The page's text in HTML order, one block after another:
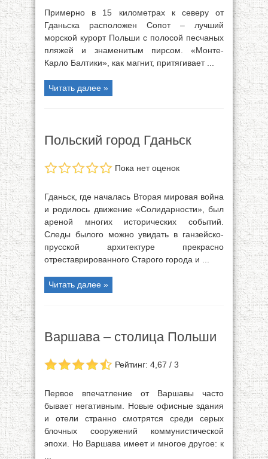
Примерно в 15 километрах к северу от
Гданьска расположен Сопот – лучший
морской курорт Польши с полосой песчаных
пляжей и знаменитым пирсом. «Монте-
Карло Балтики», как магнит, притягивает ...
Читать далее »
Польский город Гданьск
Пока нет оценок
Гданьск, где началась Вторая мировая война
и родилось движение «Солидарности», был
ареной многих исторических событий.
Следы былого можно увидать в ганзейско-
прусской архитектуре прекрасно
отреставрированного Старого города и ...
Читать далее »
Варшава – столица Польши
Рейтинг: 4,67 / 3
Первое впечатление от Варшавы часто
бывает негативным. Новые офисные здания
и отели странно смотрятся среди серых
блочных сооружений коммунистической
эпохи. Но Варшава имеет и многое другое: к